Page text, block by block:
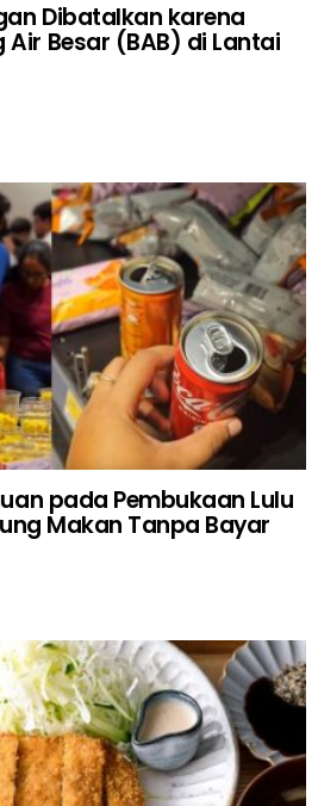
Dibatalkan karena
Air Besar (BAB) di Lantai
pada Pembukaan Lulu
Makan Tanpa Bayar